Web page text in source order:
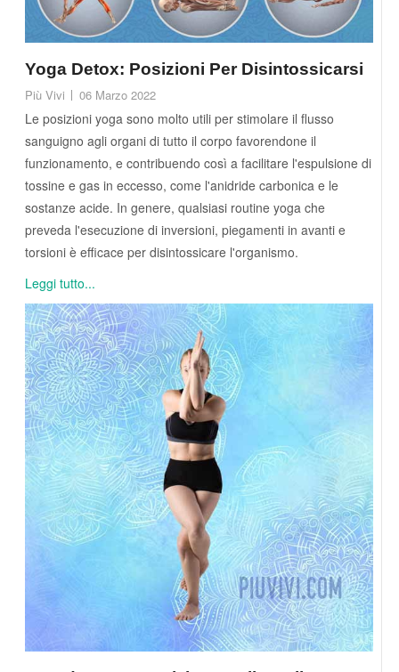
Yoga Detox: Posizioni Per Disintossicarsi
Più Vivi 06 Marzo 2022
Le posizioni yoga sono molto utili per stimolare il flusso
sanguigno agli organi di tutto il corpo favorendone il
funzionamento, e contribuendo così a facilitare l'espulsione di
tossine e gas in eccesso, come l'anidride carbonica e le
sostanze acide. In genere, qualsiasi routine yoga che
preveda l'esecuzione di inversioni, piegamenti in avanti e
torsioni è efficace per disintossicare l'organismo.
Leggi tutto...